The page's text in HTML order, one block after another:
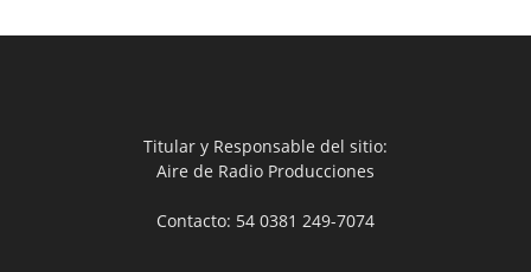
Titular y Responsable del sitio:
Aire de Radio Producciones
Contacto: 54 0381 249-7074